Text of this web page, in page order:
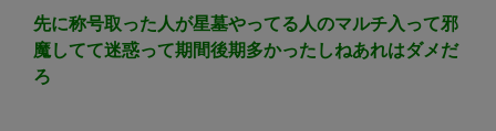
先に称号取った人が星墓やってる人のマルチ入って邪
魔してて迷惑って期間後期多かったしねあれはダメだ
ろ